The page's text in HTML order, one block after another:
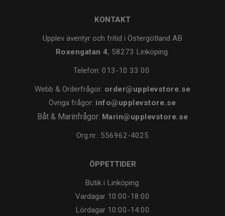
KONTAKT
Upplev äventyr och fritid i Östergötland AB
Roxengatan 4, 58273 Linköping
Telefon: 013-10 33 00
Webb & Orderfrågor: order@upplevstore.se
Övriga frågor: info@upplevstore.se
Båt & Marinfrågor: Marin@upplevstore.se
Org.nr.: 556962-4025
ÖPPETTIDER
Butik i Linköping:
Vardagar 10:00-18:00
Lördagar 10:00-14:00